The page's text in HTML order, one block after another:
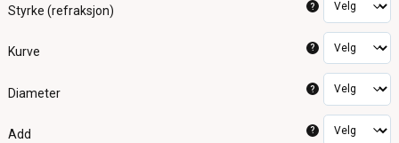
Styrke (refraksjon) ?
Kurve ?
Diameter ?
Add ?